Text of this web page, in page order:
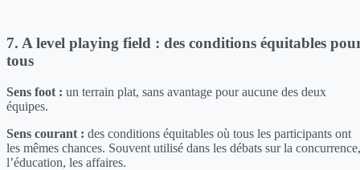
7. A level playing field : des conditions équitables
tous
Sens foot : un terrain plat, sans avantage pour aucune des deux
équipes.
Sens courant : des conditions équitables où tous les participants ont
les mêmes chances. Souvent utilisé dans les débats sur la concurrence,
l’éducation, les affaires.